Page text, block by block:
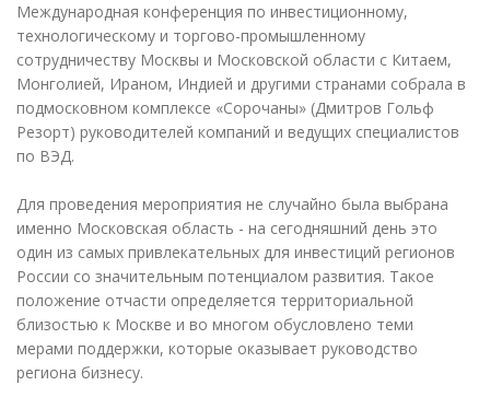
Международная конференция по инвестиционному,
технологическому и торгово-промышленному
сотрудничеству Москвы и Московской области с Китаем,
Монголией, Ираном, Индией и другими странами собрала в
подмосковном комплексе «Сорочаны» (Дмитров Гольф
Резорт) руководителей компаний и ведущих специалистов
по ВЭД.
Для проведения мероприятия не случайно была выбрана
именно Московская область - на сегодняшний день это
один из самых привлекательных для инвестиций регионов
России со значительным потенциалом развития. Такое
положение отчасти определяется территориальной
близостью к Москве и во многом обусловлено теми
мерами поддержки, которые оказывает руководство
региона бизнесу.